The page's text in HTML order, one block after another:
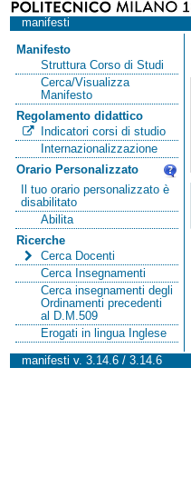
manifesti
Manifesto
Struttura Corso di Studi
Cerca/Visualizza
Manifesto
Regolamento didattico
Indicatori corsi di studio
Internazionalizzazione
Orario Personalizzato
Il tuo orario personalizzato è
disabilitato
Abilita
Ricerche
Cerca Docenti
Cerca Insegnamenti
Cerca insegnamenti degli
Ordinamenti precedenti
al D.M.509
Erogati in lingua Inglese
manifesti v. 3.14.6 / 3.14.6